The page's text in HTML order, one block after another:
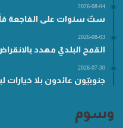
2026-08-04
ستّ سنوات على الفاجعة
2026-08-03
القمح البلديّ مهدد
2026-07-30
جنوبيّون عائدون بلا
وسوم